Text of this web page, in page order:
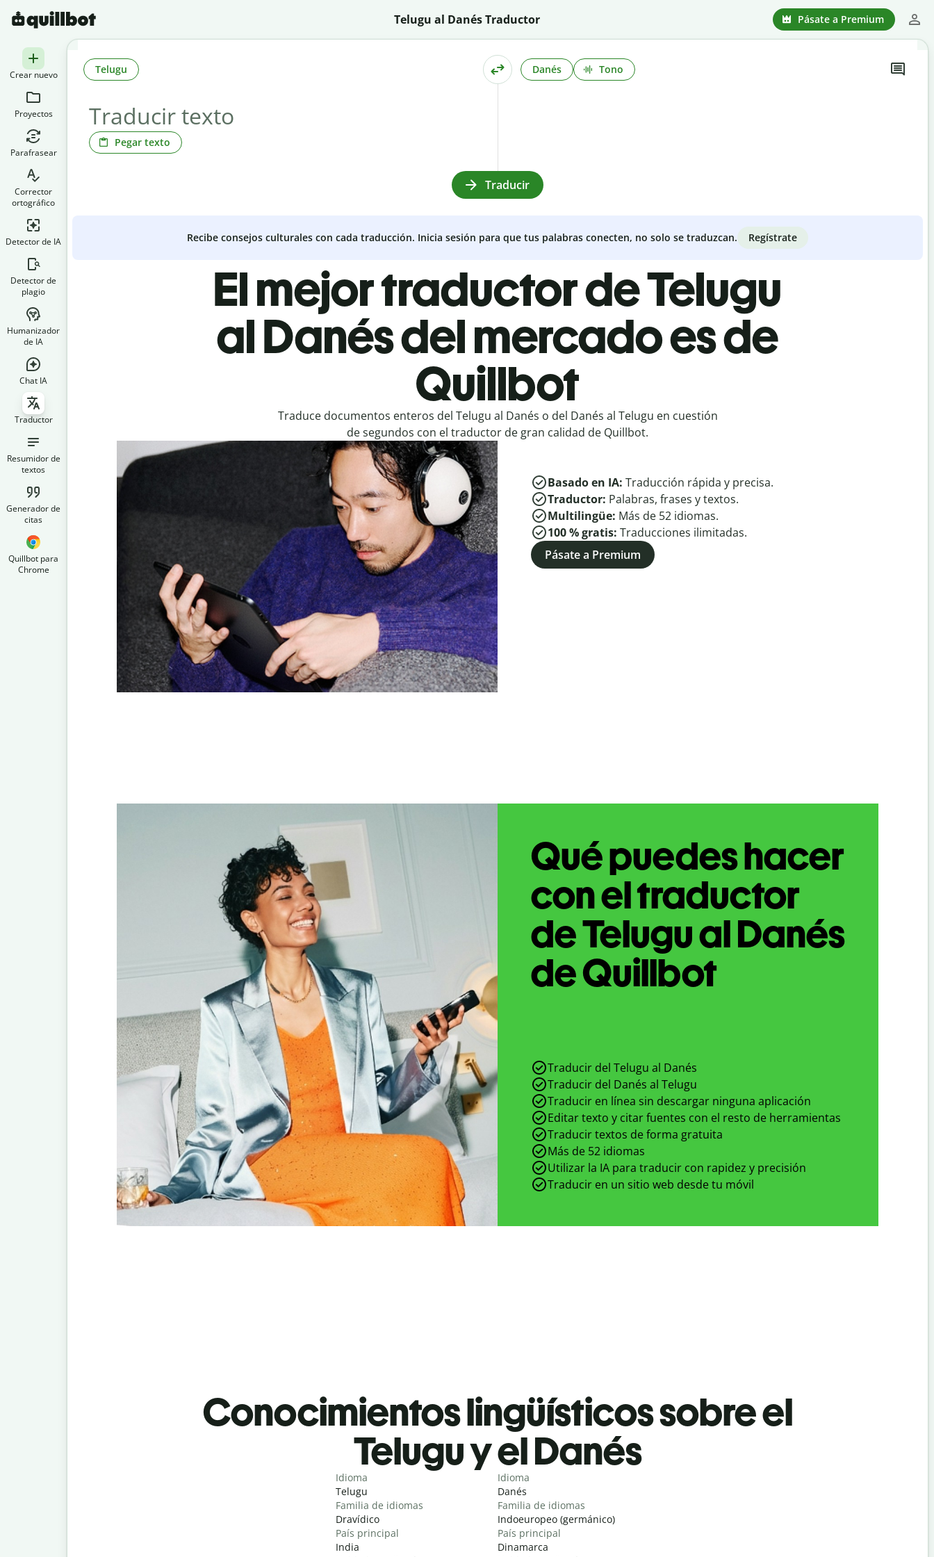
Telugu al Danés Traductor Pásate a Premium
Crear nuevo
Proyectos
Parafrasear
Corrector
ortográfico
Detector de IA
Detector de
plagio
Humanizador
de IA
Chat IA
Traductor
Resumidor de
textos
Generador de
citas
Quillbot para
Chrome
Pegar texto
Telugu Danés Tono
Traducir
Recibe consejos culturales con cada traducción. Inicia sesión para que tus palabras conecten, no solo se traduzcan. Regístrate
El mejor traductor de Telugu
al Danés del mercado es de
Quillbot
Traduce documentos enteros del Telugu al Danés o del Danés al Telugu en cuestión
de segundos con el traductor de gran calidad de Quillbot.
Basado en IA: Traducción rápida y precisa.
Traductor: Palabras, frases y textos.
Multilingüe: Más de 52 idiomas.
100 % gratis: Traducciones ilimitadas.
Pásate a Premium
Qué puedes hacer
con el traductor
de Telugu al Danés
de Quillbot
Traducir del Telugu al Danés
Traducir del Danés al Telugu
Traducir en línea sin descargar ninguna aplicación
Editar texto y citar fuentes con el resto de herramientas
Traducir textos de forma gratuita
Más de 52 idiomas
Utilizar la IA para traducir con rapidez y precisión
Traducir en un sitio web desde tu móvil
Conocimientos lingüísticos sobre el
Telugu y el Danés
Idioma
Telugu
Familia de idiomas
Dravídico
País principal
India
Idioma
Danés
Familia de idiomas
Indoeuropeo (germánico)
País principal
Dinamarca